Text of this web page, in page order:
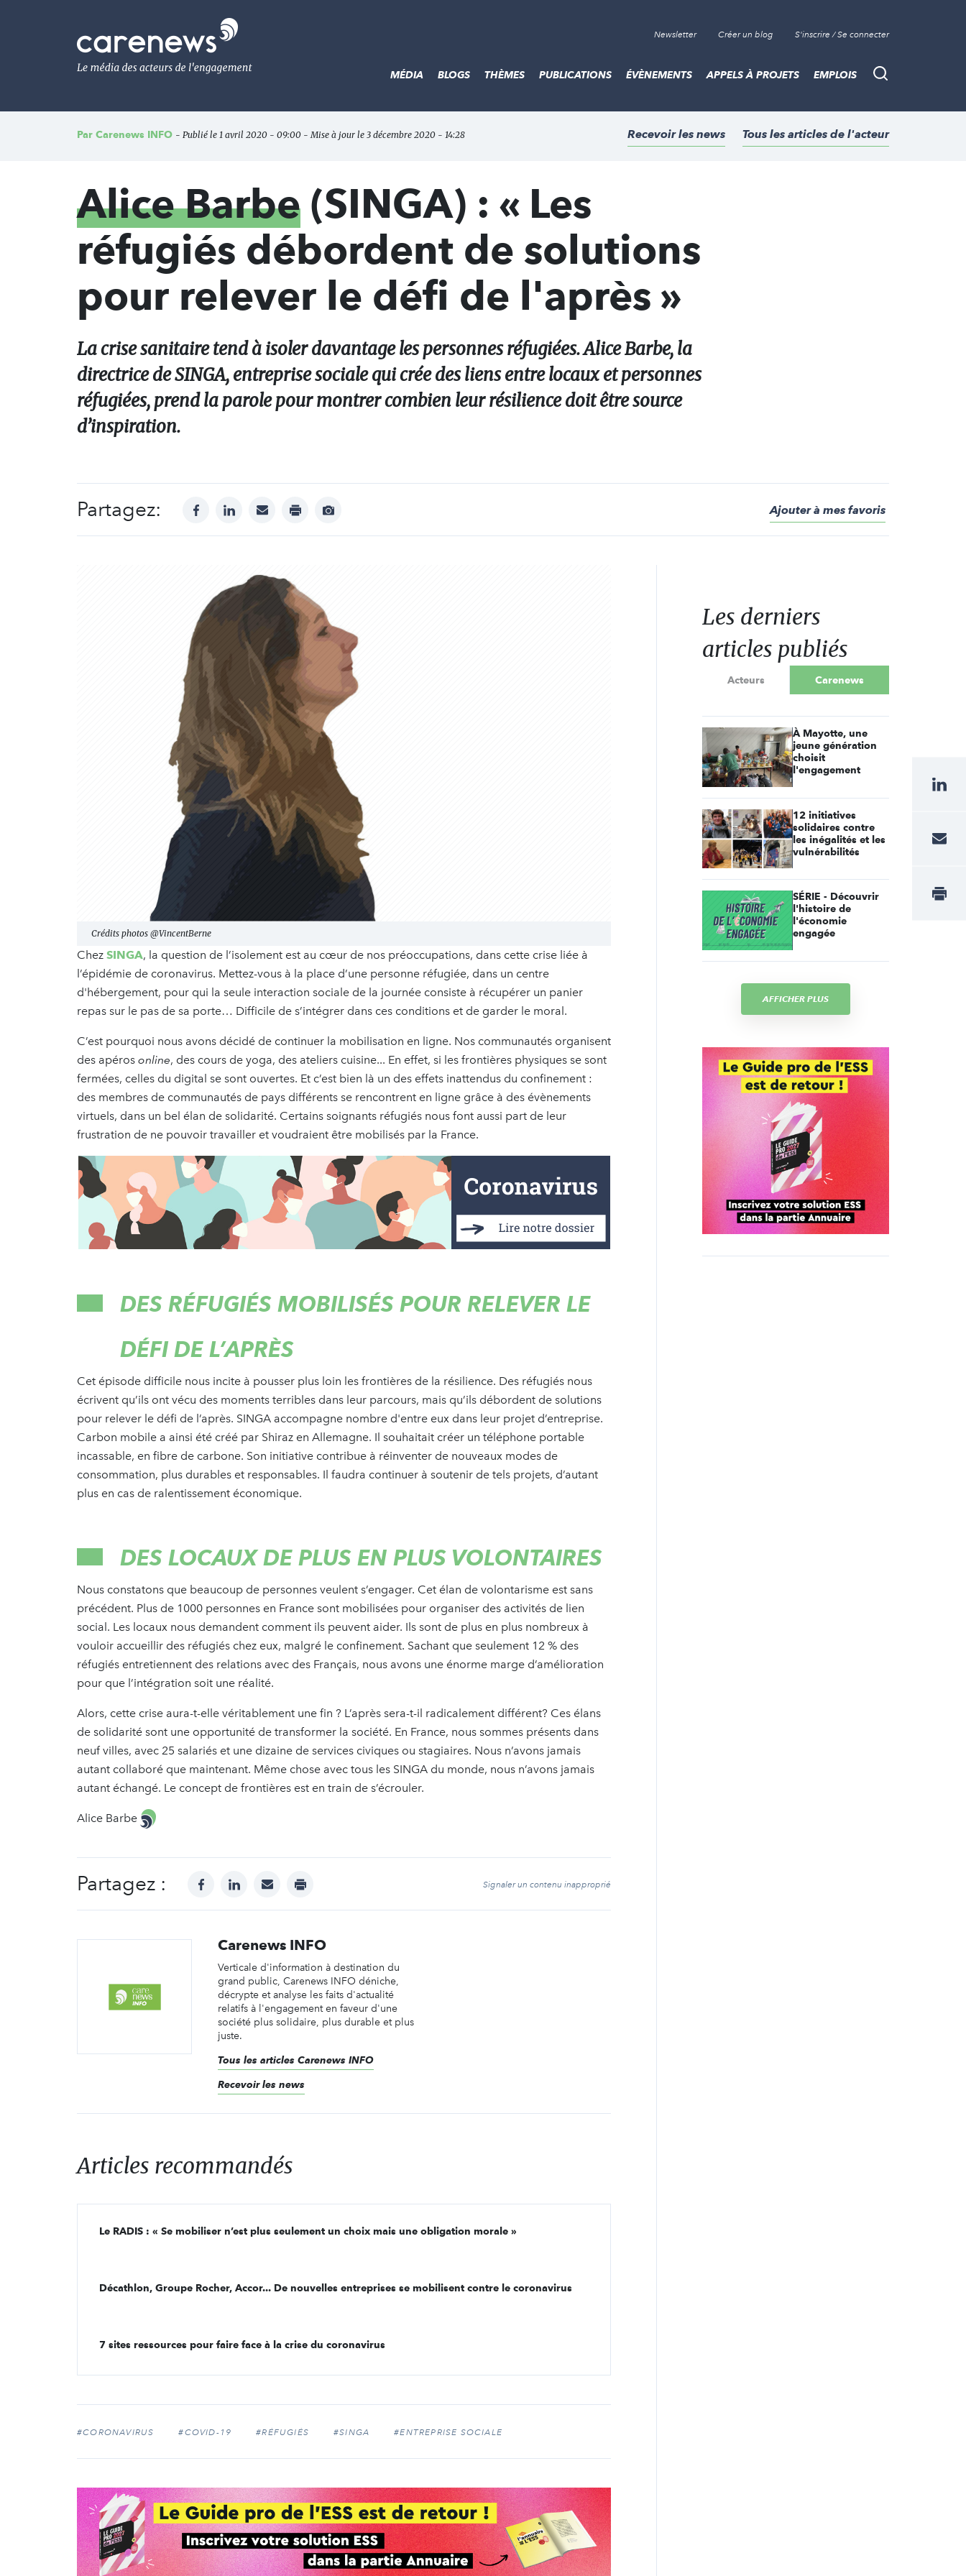
Le
média
de
l'engagement
Newsletter Créer un blog S'inscrire / Se connecter
Recherche
MÉDIA BLOGS THÈMES PUBLICATIONS ÉVÈNEMENTS APPELS À PROJETS EMPLOIS
Par Carenews INFO - Publié le 1 avril 2020 - 09:00 - Mise à jour le 3 décembre 2020 - 14:28 Recevoir les news Tous les articles de l'acteur
Alice Barbe (SINGA) : « Les
réfugiés débordent de solutions
pour relever le défi de l'après »
La crise sanitaire tend à isoler davantage les personnes réfugiées. Alice Barbe, la
directrice de SINGA, entreprise sociale qui crée des liens entre locaux et personnes
réfugiées, prend la parole pour montrer combien leur résilience doit être source
d’inspiration.
Partagez: facebooklinkedinmail print
Afficher
Ajouter à mes favoris
Crédits photos @VincentBerne
Chez SINGA, la question de l’isolement est au cœur de nos préoccupations, dans cette crise liée à
l’épidémie de coronavirus. Mettez-vous à la place d’une personne réfugiée, dans un centre
d'hébergement, pour qui la seule interaction sociale de la journée consiste à récupérer un panier
repas sur le pas de sa porte… Difficile de s’intégrer dans ces conditions et de garder le moral.
C’est pourquoi nous avons décidé de continuer la mobilisation en ligne. Nos communautés organisent
des apéros online, des cours de yoga, des ateliers cuisine... En effet, si les frontières physiques se sont
fermées, celles du digital se sont ouvertes. Et c’est bien là un des effets inattendus du confinement :
des membres de communautés de pays différents se rencontrent en ligne grâce à des évènements
virtuels, dans un bel élan de solidarité. Certains soignants réfugiés nous font aussi part de leur
frustration de ne pouvoir travailler et voudraient être mobilisés par la France.
DES RÉFUGIÉS MOBILISÉS POUR RELEVER LE
DÉFI DE L’APRÈS
Cet épisode difficile nous incite à pousser plus loin les frontières de la résilience. Des réfugiés nous
écrivent qu’ils ont vécu des moments terribles dans leur parcours, mais qu’ils débordent de solutions
pour relever le défi de l’après. SINGA accompagne nombre d'entre eux dans leur projet d’entreprise.
Carbon mobile a ainsi été créé par Shiraz en Allemagne. Il souhaitait créer un téléphone portable
incassable, en fibre de carbone. Son initiative contribue à réinventer de nouveaux modes de
consommation, plus durables et responsables. Il faudra continuer à soutenir de tels projets, d’autant
plus en cas de ralentissement économique.
DES LOCAUX DE PLUS EN PLUS VOLONTAIRES
Nous constatons que beaucoup de personnes veulent s’engager. Cet élan de volontarisme est sans
précédent. Plus de 1000 personnes en France sont mobilisées pour organiser des activités de lien
social. Les locaux nous demandent comment ils peuvent aider. Ils sont de plus en plus nombreux à
vouloir accueillir des réfugiés chez eux, malgré le confinement. Sachant que seulement 12 % des
réfugiés entretiennent des relations avec des Français, nous avons une énorme marge d’amélioration
pour que l’intégration soit une réalité.
Alors, cette crise aura-t-elle véritablement une fin ? L’après sera-t-il radicalement différent? Ces élans
de solidarité sont une opportunité de transformer la société. En France, nous sommes présents dans
neuf villes, avec 25 salariés et une dizaine de services civiques ou stagiaires. Nous n’avons jamais
autant collaboré que maintenant. Même chose avec tous les SINGA du monde, nous n’avons jamais
autant échangé. Le concept de frontières est en train de s’écrouler.
Alice Barbe
Partagez : facebooklinkedinmail print Signaler un contenu inapproprié
Carenews INFO
Verticale d'information à destination du
grand public, Carenews INFO déniche,
décrypte et analyse les faits d'actualité
relatifs à l'engagement en faveur d'une
société plus solidaire, plus durable et plus
juste.
Tous les articles Carenews INFO
Recevoir les news
Articles recommandés
Le RADIS : « Se mobiliser n’est plus seulement un choix mais une obligation morale »
Décathlon, Groupe Rocher, Accor... De nouvelles entreprises se mobilisent contre le coronavirus
7 sites ressources pour faire face à la crise du coronavirus
#CORONAVIRUS #COVID-19 #RÉFUGIÉS #SINGA #ENTREPRISE SOCIALE
Les derniers
articles publiés
Acteurs Carenews
À Mayotte, une
jeune génération
choisit
l'engagement
12 initiatives
solidaires contre
les inégalités et les
vulnérabilités
SÉRIE - Découvrir
l'histoire de
l'économie
engagée
AFFICHER PLUS